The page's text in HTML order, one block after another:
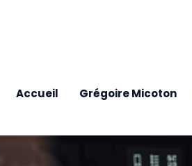
Accueil Grégoire Micoton